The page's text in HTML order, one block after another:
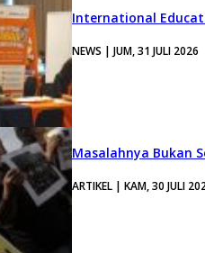
International
NEWS | JUM, 31 JULI 2026
Masalahnya Bukan
ARTIKEL | KAM, 30 JULI